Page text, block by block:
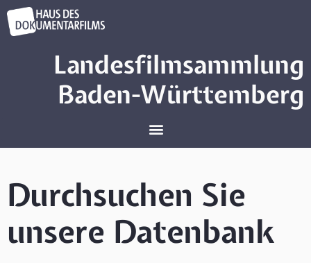
Landesfilmsammlung
Baden-Württemberg
Durchsuchen Sie
unsere Datenbank